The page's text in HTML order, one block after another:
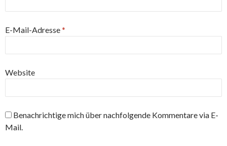
E-Mail-Adresse*
Website
Benachrichtige mich über nachfolgende Kommentare via E-
Mail.